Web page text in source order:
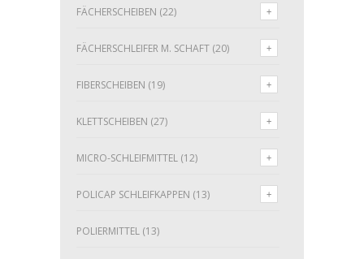
FÄCHERSCHEIBEN (22)
FÄCHERSCHLEIFER M. SCHAFT (20)
FIBERSCHEIBEN (19)
KLETTSCHEIBEN (27)
MICRO-SCHLEIFMITTEL (12)
POLICAP SCHLEIFKAPPEN (13)
POLIERMITTEL (13)